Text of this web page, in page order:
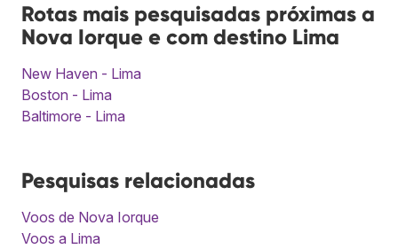
Rotas mais pesquisadas próximas a
Nova Iorque e com destino Lima
New Haven - Lima
Boston - Lima
Baltimore - Lima
Pesquisas relacionadas
Voos de Nova Iorque
Voos a Lima